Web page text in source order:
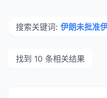
搜索关键词: 伊朗未批准
找到 10 条相关结果